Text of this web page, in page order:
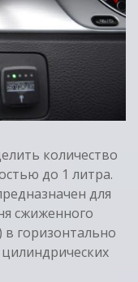
количество
до 1 литра.
для
сжиженного
в горизонтально